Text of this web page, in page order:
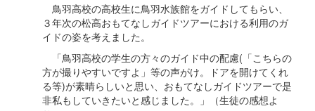
鳥羽高校の高校生に鳥羽水族館をガイドしてもらい、
３年次の松高おもてなしガイドツアーにおける利用のガ
イドの姿を考えました。
「鳥羽高校の学生の方々のガイド中の配慮(「こちらの
方が撮りやすいですよ」等の声がけ。ドアを開けてくれ
る等)が素晴らしいと思い、おもてなしガイドツアーで是
非私もしていきたいと感じました。」（生徒の感想よ